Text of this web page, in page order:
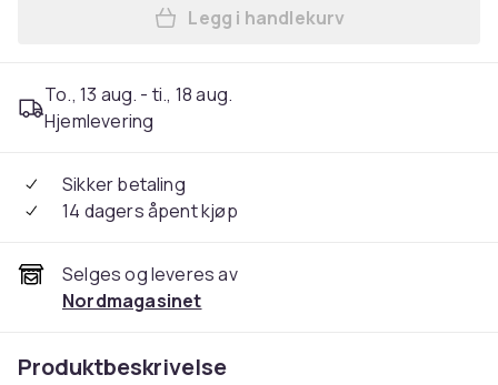
Legg iPhone 14 Pro -
Legg i handlekurv
To., 13 aug. - ti., 18 aug.
Hjemlevering
Sikker betaling
14 dagers åpent kjøp
Selges og leveres av
Nordmagasinet
Produktbeskrivelse